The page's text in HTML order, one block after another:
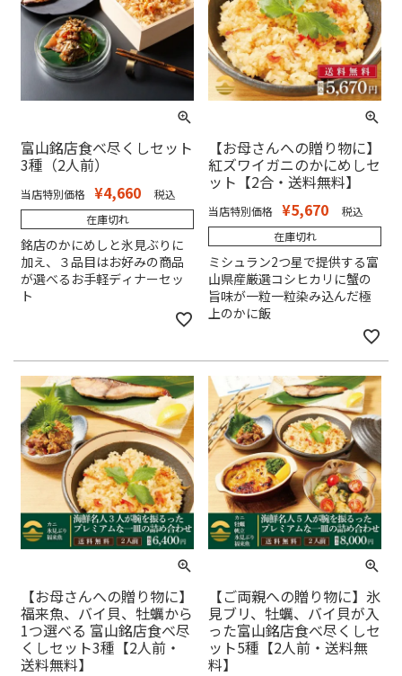
富山銘店食べ尽くしセット
3種（2人前）
当店特別価格 ¥4,660
税込
在庫切れ
銘店のかにめしと氷見ぶりに
加え、３品目はお好みの商品
が選べるお手軽ディナーセッ
ト
【お母さんへの贈り物に】
紅ズワイガニのかにめしセ
ット【2合・送料無料】
当店特別価格 ¥5,670
税込
在庫切れ
ミシュラン2つ星で提供する富
山県産厳選コシヒカリに蟹の
旨味が一粒一粒染み込んだ極
上のかに飯
【お母さんへの贈り物に】
福来魚、バイ貝、牡蠣から
1つ選べる 富山銘店食べ尽
くしセット3種【2人前・
送料無料】
【ご両親への贈り物に】氷
見ブリ、牡蠣、バイ貝が入
った富山銘店食べ尽くしセ
ット5種【2人前・送料無
料】